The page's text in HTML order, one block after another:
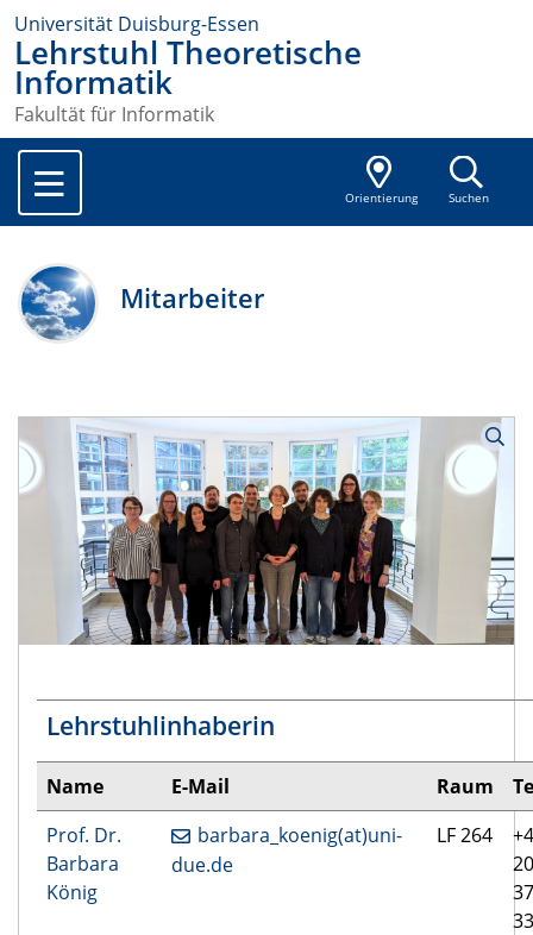
Universität Duisburg-Essen
Lehrstuhl Theoretische
Informatik
Fakultät für Informatik
Orientierung Suchen
Mitarbeiter
Lehrstuhlinhaberin
Name E-Mail Raum
Prof. Dr.
Barbara
König
barbara_koenig(at)uni-
due.de
LF 264